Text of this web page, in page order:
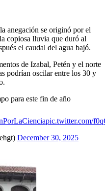
anegación se originó por el
copiosa lluvia que duró al
el caudal del agua bajó.
de Izabal, Petén y el norte
podrían oscilar entre los 30 y
para este fin de año
pic.twitter.com/
December 30, 2025